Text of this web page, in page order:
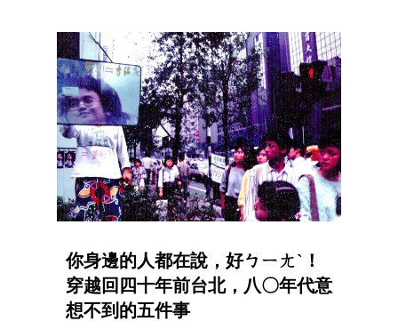
你身邊的人都在說，好ㄅㄧㄤˋ！
穿越回四十年前台北，八〇年代意
想不到的五件事